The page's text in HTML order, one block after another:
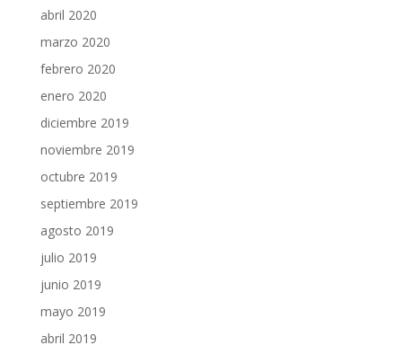
abril 2020
marzo 2020
febrero 2020
enero 2020
diciembre 2019
noviembre 2019
octubre 2019
septiembre 2019
agosto 2019
julio 2019
junio 2019
mayo 2019
abril 2019